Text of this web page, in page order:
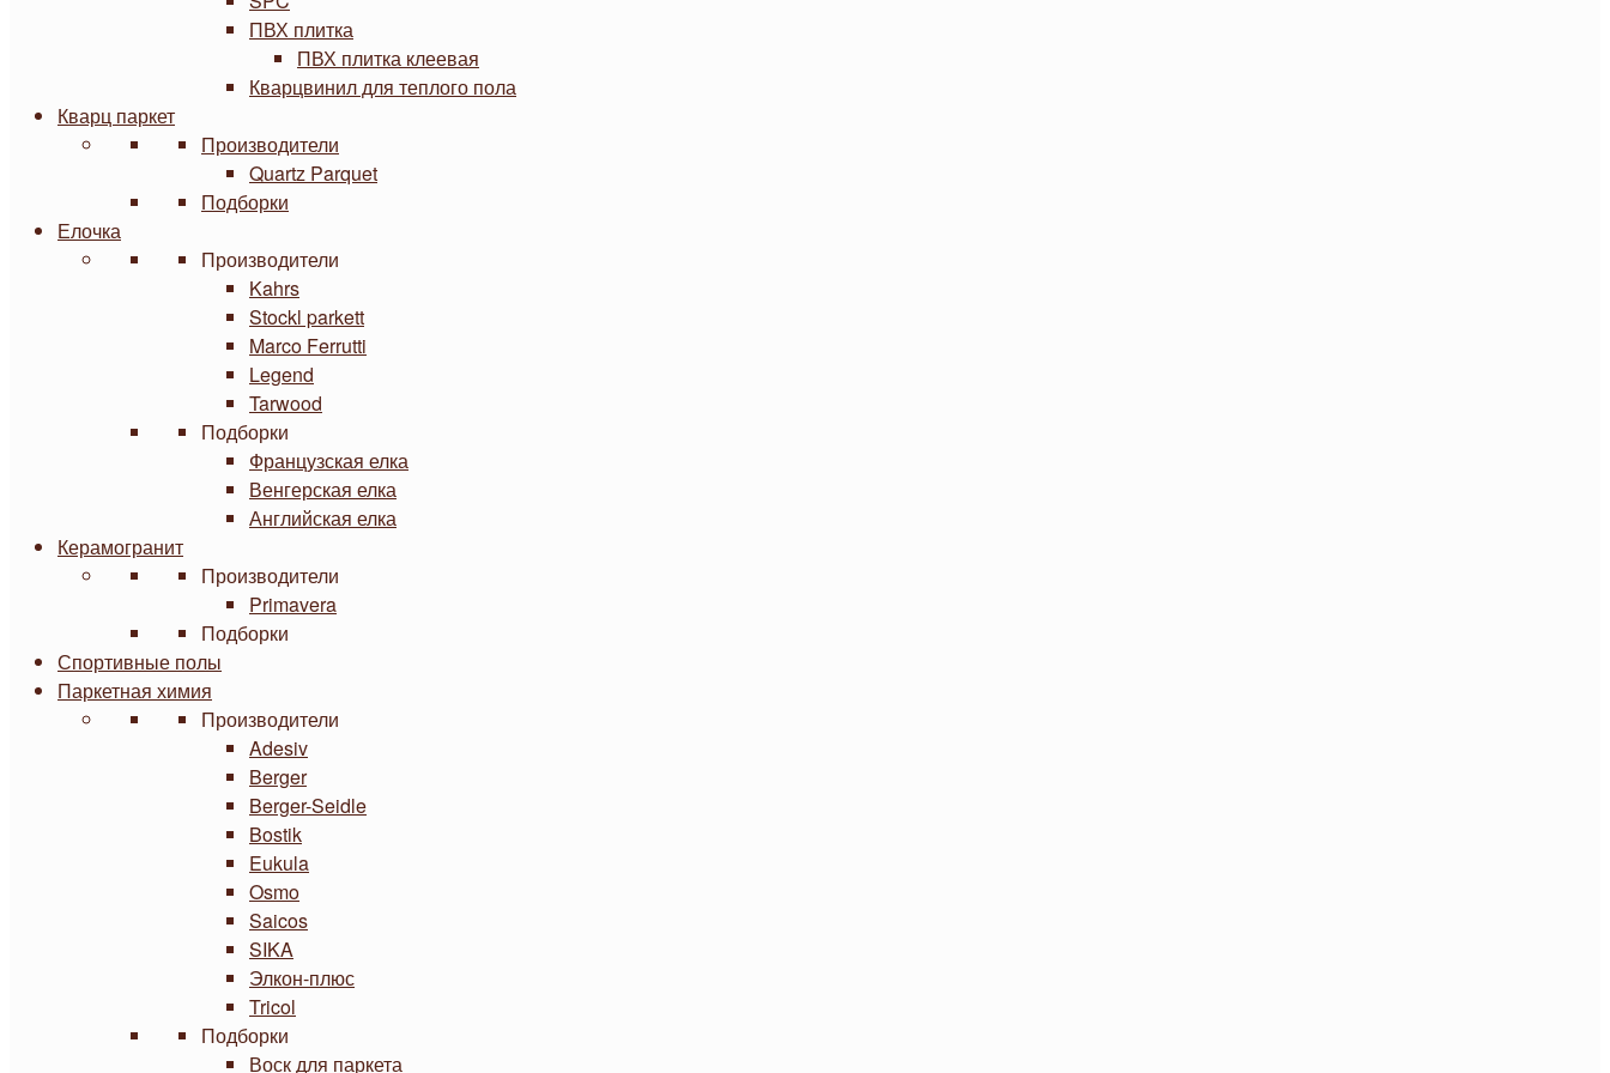
ПВХ плитка
ПВХ плитка клеевая
Кварцвинил для теплого пола
Кварц паркет
Производители
Quartz Parquet
Подборки
Елочка
Производители
Kahrs
Stockl parkett
Marco Ferrutti
Legend
Tarwood
Подборки
Французская елка
Венгерская елка
Английская елка
Керамогранит
Производители
Primavera
Подборки
Спортивные полы
Паркетная химия
Производители
Adesiv
Berger
Berger-Seidle
Bostik
Eukula
Osmo
Saicos
SIKA
Элкон-плюс
Tricol
Подборки
Воск для паркета